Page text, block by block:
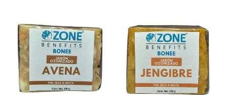
Jabón
artesanal
ozonizado
de
avena
Jabón
artesanal
ozonizado
de
jengibre